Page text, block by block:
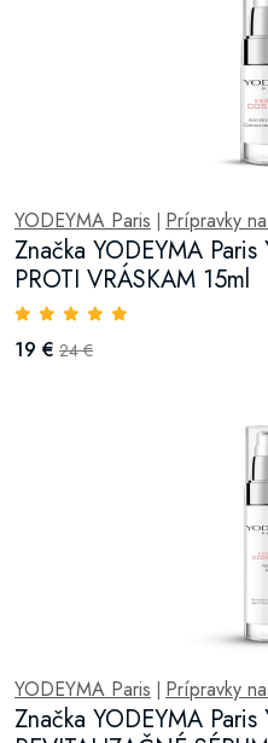
YODEYMA Paris | Prípravky
Značka YODEYMA
PROTI VRÁSKAM 15ml
19 € 24 €
YODEYMA Paris | Prípravky
Značka YODEYMA Paris